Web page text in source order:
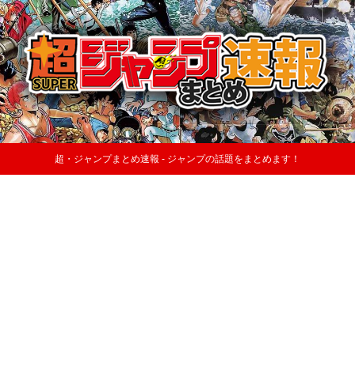
超・ジャンプまとめ速報 - ジャンプの話題をまとめます！